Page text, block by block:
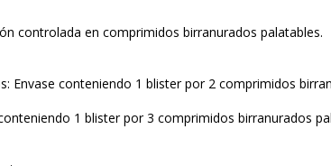
controlada en comprimidos birranurados palatables.
Envase conteniendo 1 blister por 2 comprimidos
1 blister por 3 comprimidos birranurados